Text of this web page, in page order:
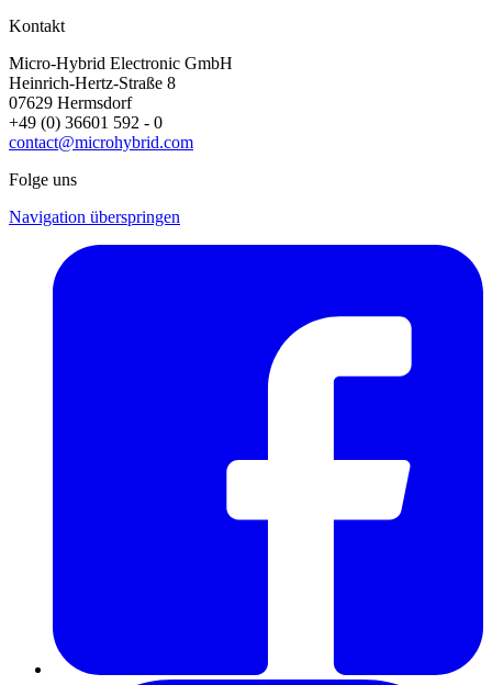
Kontakt
Micro-Hybrid Electronic GmbH
Heinrich-Hertz-Straße 8
07629 Hermsdorf
+49 (0) 36601 592 - 0
contact@microhybrid.com
Folge uns
Navigation überspringen